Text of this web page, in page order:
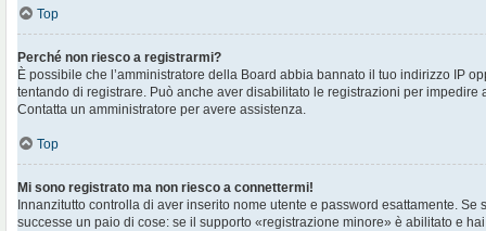
Top
Perché non riesco a registrarmi?
È possibile che l’amministratore della Board abbia bannato il tuo indirizzo IP
tentando di registrare. Può anche aver disabilitato le registrazioni per impedire
Contatta un amministratore per avere assistenza.
Top
Mi sono registrato ma non riesco a connettermi!
Innanzitutto controlla di aver inserito nome utente e password esattamente. Se
successe un paio di cose: se il supporto «registrazione minore» è abilitato e